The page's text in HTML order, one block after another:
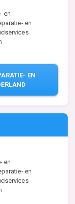
en
en
EN
en
en